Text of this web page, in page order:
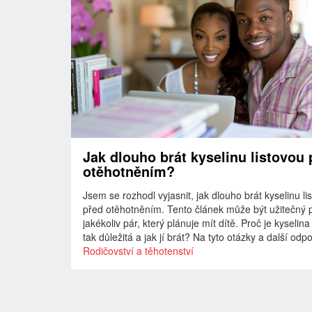
Jak dlouho brát kyselinu listovou
otěhotněním?
Jsem se rozhodl vyjasnit, jak dlouho brát kyselinu
před otěhotněním. Tento článek může být užitečný
jakékoliv pár, který plánuje mít dítě. Proč je kyselina
tak důležitá a jak jí brát? Na tyto otázky a další
v tomto článku. Dívejte se na pokročilé návody a
Rodičovství a těhotenství